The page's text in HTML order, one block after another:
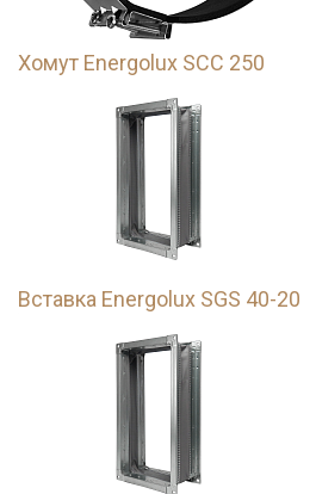
Хомут Energolux SCC 250
Вставка Energolux SGS 40-20